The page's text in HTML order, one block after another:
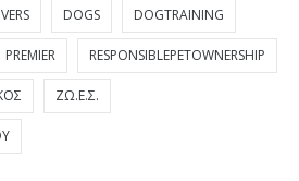
DOGS DOGTRAINING
PREMIER RESPONSIBLEPETOWNERSHIP
ΖΩ.Ε.Σ.